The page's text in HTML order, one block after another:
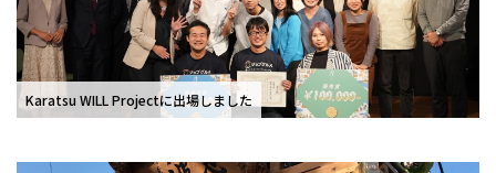
Karatsu WILL Projectに出場しました